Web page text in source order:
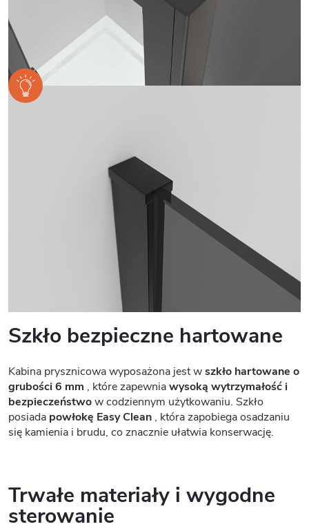
Szkło bezpieczne hartowane
Kabina prysznicowa wyposażona jest wszkło hartowane o
grubości 6 mm , które zapewniawysoką wytrzymałość i
bezpieczeństwow codziennym użytkowaniu. Szkło
posiada powłokę Easy Clean , która zapobiega osadzaniu
się kamienia i brudu, co znacznie ułatwia konserwację.
Trwałe materiały i wygodne
sterowanie